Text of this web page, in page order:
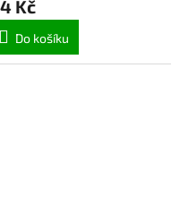
Kč
Do košíku